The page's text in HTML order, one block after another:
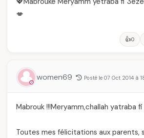
💋
👍0
women69 Posté le 07 Oct 2014 à
Mabrouk !!!Meryamm,challah yatraba
Toutes mes félicitations aux parents,